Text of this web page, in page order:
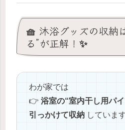
🧺 沐浴グッズの収納
る”が正解！✨
わが家では
👉 浴室の“室内干し用パ
引っかけて収納 していま